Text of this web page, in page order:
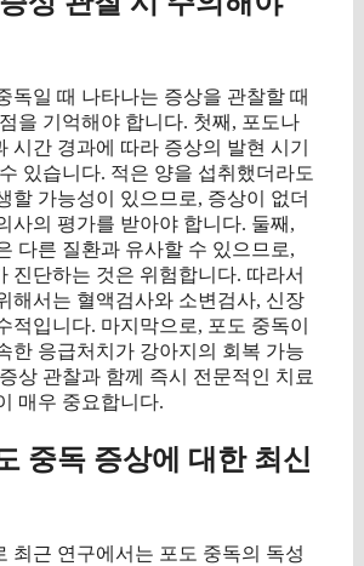
독일 때 나타나는 증상을 관찰할 때
을 기억해야 합니다. 첫째, 포도나
시간 경과에 따라 증상의 발현 시기
있습니다. 적은 양을 섭취했더라도
할 가능성이 있으므로, 증상이 없더
사의 평가를 받아야 합니다. 둘째,
다른 질환과 유사할 수 있으므로,
진단하는 것은 위험합니다. 따라서
해서는 혈액검사와 소변검사, 신장
적입니다. 마지막으로, 포도 중독이
한 응급처치가 강아지의 회복 가능
상 관찰과 함께 즉시 전문적인 치료
매우 중요합니다.
중독 증상에 대한 최신
최근 연구에서는 포도 중독의 독성